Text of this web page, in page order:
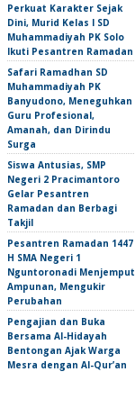
Perkuat Karakter Sejak
Dini, Murid Kelas I SD
Muhammadiyah PK Solo
Ikuti Pesantren Ramadan
Safari Ramadhan SD
Muhammadiyah PK
Banyudono, Meneguhkan
Guru Profesional,
Amanah, dan Dirindu
Surga
Siswa Antusias, SMP
Negeri 2 Pracimantoro
Gelar Pesantren
Ramadan dan Berbagi
Takjil
Pesantren Ramadan 1447
H SMA Negeri 1
Nguntoronadi Menjemput
Ampunan, Mengukir
Perubahan
Pengajian dan Buka
Bersama Al-Hidayah
Bentongan Ajak Warga
Mesra dengan Al-Qur’an